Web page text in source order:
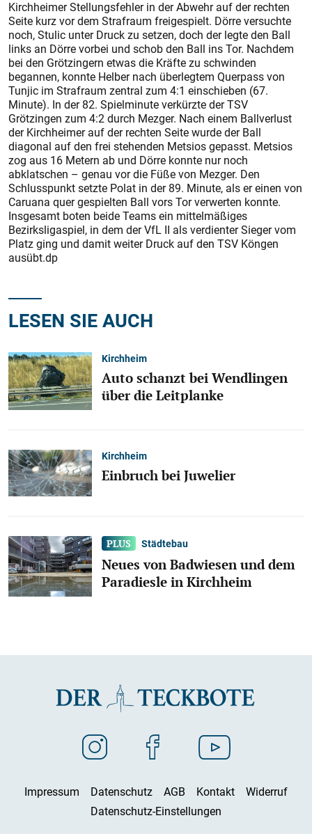
Kirchheimer Stellungsfehler in der Abwehr auf der rechten
Seite kurz vor dem Strafraum freigespielt. Dörre versuchte
noch, Stulic unter Druck zu setzen, doch der legte den Ball
links an Dörre vorbei und schob den Ball ins Tor. Nachdem
bei den Grötzingern etwas die Kräfte zu schwinden
begannen, konnte Helber nach überlegtem Querpass von
Tunjic im Strafraum zentral zum 4:1 einschieben (67.
Minute). In der 82. Spielminute verkürzte der TSV
Grötzingen zum 4:2 durch Mezger. Nach einem Ballverlust
der Kirchheimer auf der rechten Seite wurde der Ball
diagonal auf den frei stehenden Metsios gepasst. Metsios
zog aus 16 Metern ab und Dörre konnte nur noch
abklatschen – genau vor die Füße von Mezger. Den
Schluss­punkt setzte Polat in der 89. Minute, als er einen von
Caruana quer gespiel­ten Ball vors Tor verwerten konnte.
Insgesamt boten beide Teams ein mittelmäßiges
Bezirksligaspiel, in dem der VfL II als verdienter Sieger vom
Platz ging und damit weiter Druck auf den TSV Köngen
ausübt.dp
LESEN SIE AUCH
Kirchheim
Auto schanzt bei Wendlingen
über die Leitplanke
Kirchheim
Einbruch bei Juwelier
Städtebau
Neues von Badwiesen und dem
Paradiesle in Kirchheim
Impressum Datenschutz AGB Kontakt
Widerruf
Datenschutz-Einstellungen